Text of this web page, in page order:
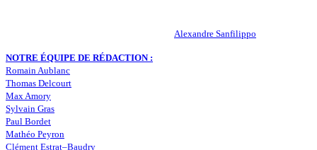
Alexandre Sanfilippo
NOTRE ÉQUIPE DE RÉDACTION :
Romain Aublanc
Thomas Delcourt
Max Amory
Sylvain Gras
Paul Bordet
Mathéo Peyron
Clément Estrat–Baudry